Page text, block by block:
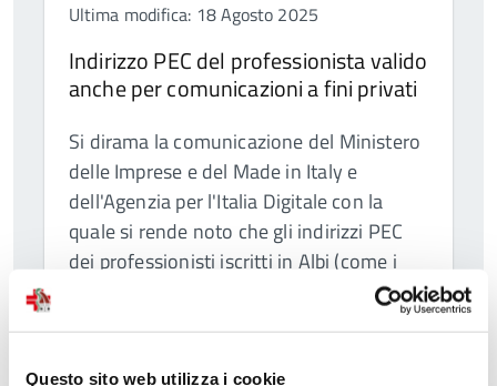
Questo sito web utilizza i cookie
Ultima modifica: 18 Agosto 2025
Indirizzo PEC del professionista valido
anche per comunicazioni a fini privati
Si dirama la comunicazione del Ministero
delle Imprese e del Made in Italy e
dell'Agenzia per l'Italia Digitale con la
quale si rende noto che gli indirizzi PEC
dei professionisti iscritti in Albi (come i
Medici Chirurghi e gli Odontoiatri), oltre
ad essere pubblicati per legge sul portale